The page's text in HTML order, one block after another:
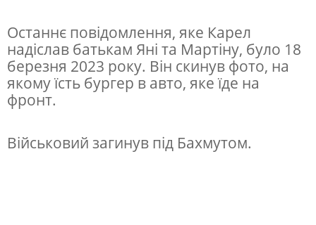
Останнє повідомлення, яке Карел
надіслав батькам Яні та Мартіну, було 18
березня 2023 року. Він скинув фото, на
якому їсть бургер в авто, яке їде на
фронт.
Військовий загинув під Бахмутом.